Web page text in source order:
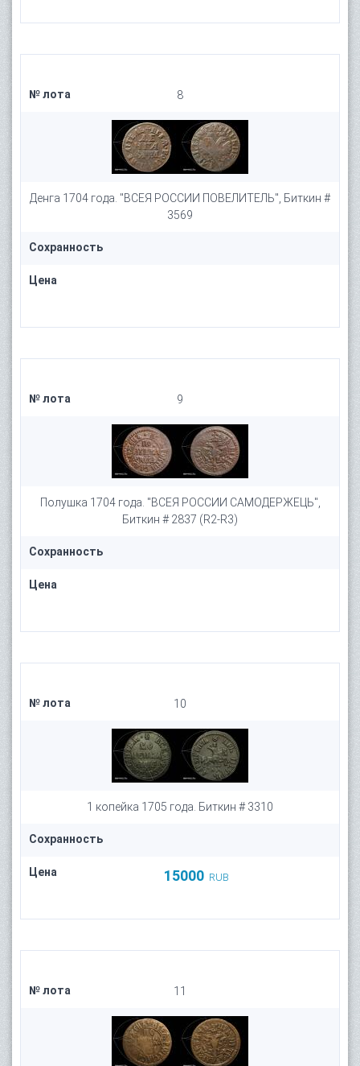
№ лота 8
Денга 1704 года. "ВСЕЯ РОССИИ ПОВЕЛИТЕЛЬ", Биткин #
3569
Сохранность
Цена
№ лота 9
Полушка 1704 года. "ВСЕЯ РОССИИ САМОДЕРЖЕЦЬ",
Биткин # 2837 (R2-R3)
Сохранность
Цена
№ лота 10
1 копейка 1705 года. Биткин # 3310
Сохранность
Цена 15000 RUB
№ лота 11